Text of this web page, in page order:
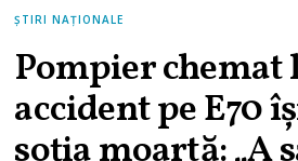
ȘTIRI NAȚIONALE
Pompier chemat
accident pe E70